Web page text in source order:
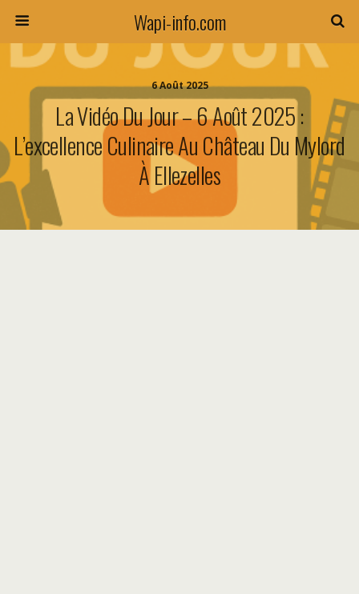
Wapi-info.com
6 Août 2025
La Vidéo Du Jour – 6 Août 2025 :
L’excellence Culinaire Au Château Du Mylord
À Ellezelles